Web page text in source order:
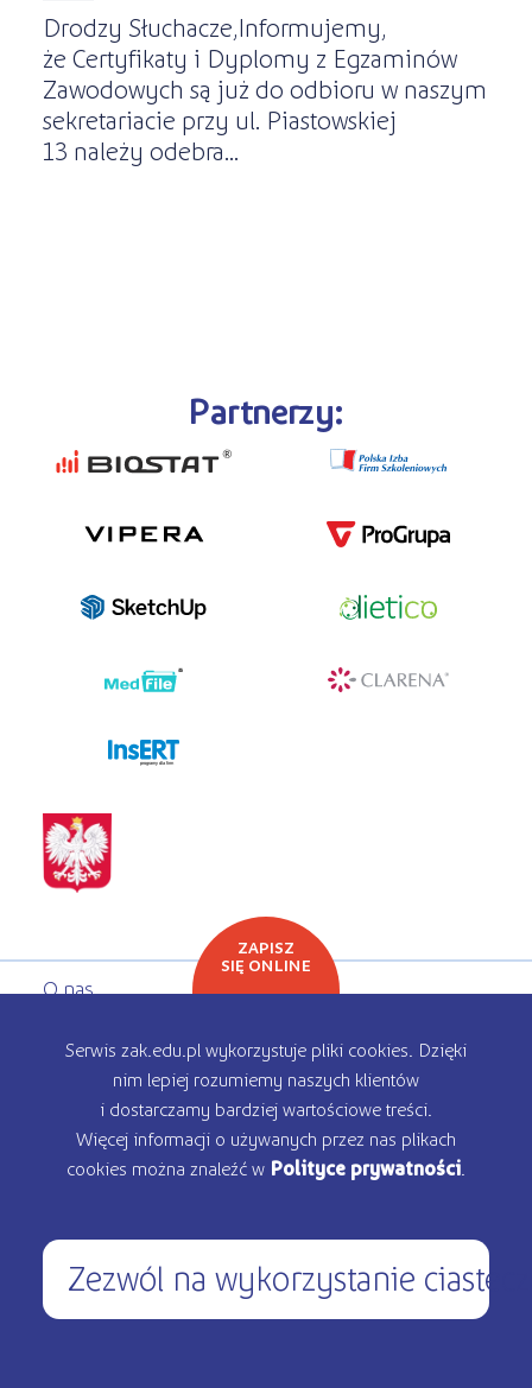
Drodzy Słuchacze,Informujemy,
że Certyfikaty i Dyplomy z Egzaminów
Zawodowych są już do odbioru w naszym
sekretariacie przy ul. Piastowskiej
13 należy odebra...
Partnerzy:
programy dla firm
O nas
Oferta edukacyjna
Rekrutacja
Kontakt
ZAPISZ
SIĘ ONLINE
Serwis zak.edu.pl wykorzystuje pliki cookies. Dzięki
nim lepiej rozumiemy naszych klientów
i dostarczamy bardziej wartościowe treści.
Więcej informacji o używanych przez nas plikach
cookies można znaleźć w Polityce prywatności
Zezwól na wykorzystanie